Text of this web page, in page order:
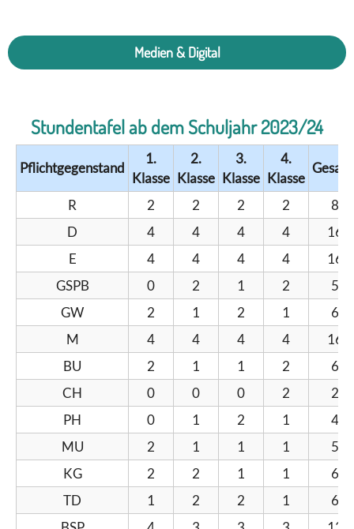
Medien & Digital
Stundentafel ab dem Schuljahr 2023/24
Pflichtgegenstand
1.
Klasse
2.
Klasse
3.
Klasse
4.
Klasse
R 2 2 2 2
8
D
4 4 4 4
16
E
4 4 4 4
16
GSPB
0 2 1 2
5
GW
2 1 2 1
6
M
4 4 4 4
16
BU
2 1 1 2
6
CH
0 0 0 2
2
PH
0 1 2 1
4
MU
2 1 1 1
5
KG
2 2 1 1
6
TD
1 2 2 1
6